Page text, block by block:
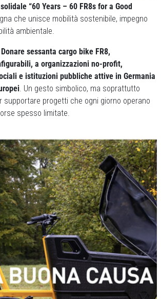
“60 Years – 60 FR8s for a Good
che unisce mobilità sostenibile, impegno
ambientale.
Donare sessanta cargo bike FR8,
a organizzazioni no-profit,
e istituzioni pubbliche attive in Germania
. Un gesto simbolico, ma soprattutto
supportare progetti che ogni giorno operano
spesso limitate.